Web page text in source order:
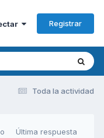
Registrar
Toda la actividad
Última respuesta